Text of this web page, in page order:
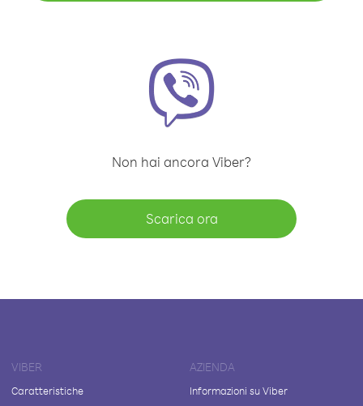
Non hai ancora Viber?
Scarica ora
VIBER
Caratteristiche
AZIENDA
Informazioni su Viber